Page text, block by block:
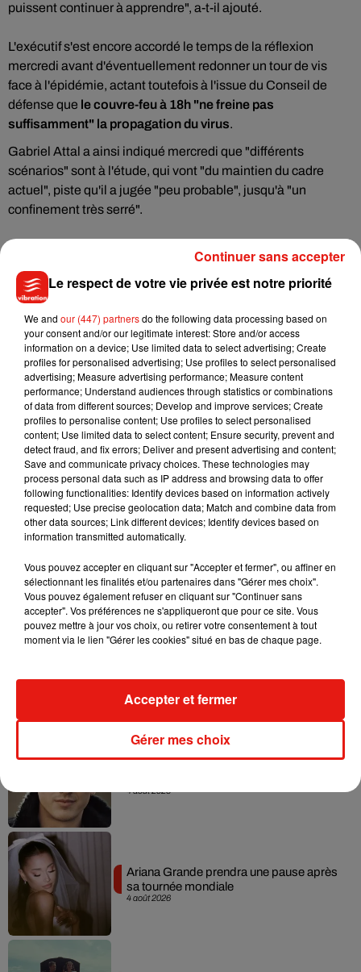
puissent continuer à apprendre", a-t-il ajouté.
L'exécutif s'est encore accordé le temps de la réflexion
mercredi avant d'éventuellement redonner un tour de vis
face à l'épidémie, actant toutefois à l'issue du Conseil de
défense que le couvre-feu à 18h "ne freine pas
suffisamment" la propagation du virus.
Gabriel Attal a ainsi indiqué mercredi que "différents
scénarios" sont à l'étude, qui vont "du maintien du cadre
actuel", piste qu'il a jugée "peu probable", jusqu'à "un
confinement très serré".
davantage la circulationdu virus".
"On a systématiquement appris des différents confinements
qu'on a eus en France, on en tire des enseignements à
chaque fois", a-t-il confirmé. L'objectif est d'"avoirl'équilibre
le plus juste entre un freinage de la circulation du virus et la
vie des Français".
(Avec AFP)
Musique
4 août 2026
Tiny Desk invite Charlie Puth pour une
4 août 2026
Ariana Grande prendra une pause après
sa tournée mondiale
Le respect de votre vie privée est notre priorité
We and our (447) partnersdo the following data processing based on
your consent and/or our legitimate interest: Store and/or access
information on a device; Use limited data to select advertising; Create
profiles for personalised advertising; Use profiles to select personalised
advertising; Measure advertising performance; Measure content
performance; Understand audiences through statistics or combinations
of data from different sources; Develop and improve services; Create
profiles to personalise content; Use profiles to select personalised
content; Use limited data to select content; Ensure security, prevent and
detect fraud, and fix errors; Deliver and present advertising and content;
Save and communicate privacy choices. These technologies may
process personal data such as IP address and browsing data to offer
following functionalities: Identify devices based on information actively
requested; Use precise geolocation data; Match and combine data from
other data sources; Link different devices; Identify devices based on
information transmitted automatically.
Vous pouvez accepter en cliquant sur "Accepter et fermer", ou affiner en
sélectionnant les finalités et/ou partenaires dans "Gérer mes choix".
Vous pouvez également refuser en cliquant sur "Continuer sans
accepter". Vos préférences ne s'appliqueront que pour ce site. Vous
pouvez mettre à jour vos choix, ou retirer votre consentement à tout
moment via le lien "Gérer les cookies" situé en bas de chaque page.
Gérer mes choix
Accepter et fermer
Continuer sans accepter